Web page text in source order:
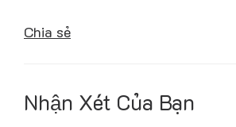
Chia sẻ
Nhận Xét Của Bạn